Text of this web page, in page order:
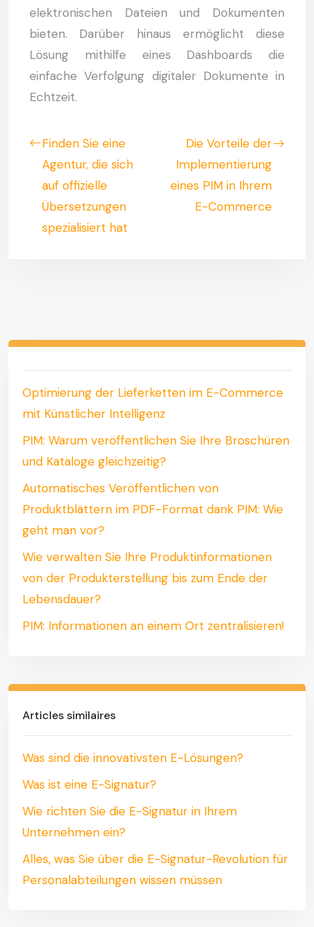
elektronischen Dateien und Dokumenten
bieten. Darüber hinaus ermöglicht diese
Lösung mithilfe eines Dashboards die
einfache Verfolgung digitaler Dokumente in
Echtzeit.
Finden Sie eine
Agentur, die sich
auf offizielle
Übersetzungen
spezialisiert hat
Die Vorteile der
Implementierung
eines PIM in Ihrem
E-Commerce
Optimierung der Lieferketten im E-Commerce
mit Künstlicher Intelligenz
PIM: Warum veröffentlichen Sie Ihre Broschüren
und Kataloge gleichzeitig?
Automatisches Veröffentlichen von
Produktblättern im PDF-Format dank PIM: Wie
geht man vor?
Wie verwalten Sie Ihre Produktinformationen
von der Produkterstellung bis zum Ende der
Lebensdauer?
PIM: Informationen an einem Ort zentralisieren!
Articles similaires
Was sind die innovativsten E-Lösungen?
Was ist eine E-Signatur?
Wie richten Sie die E-Signatur in Ihrem
Unternehmen ein?
Alles, was Sie über die E-Signatur-Revolution für
Personalabteilungen wissen müssen